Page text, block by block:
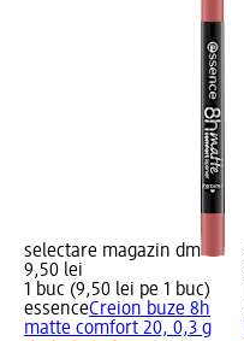
selectare magazin dm
9,50 lei
1 buc (9,50 lei pe 1 buc)
essenceCreion buze 8h
matte comfort 20, 0,3 g